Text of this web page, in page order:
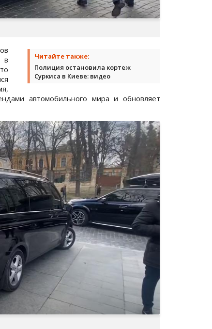
Читайте также:
Полиция остановила кортеж
Суркиса в Киеве: видео
в
автомобильного мира и обновляет